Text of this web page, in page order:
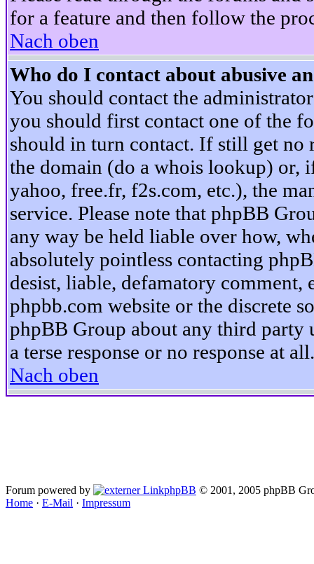
for a feature and then follow the
Nach oben
Who do I contact about abusive
You should contact the
you should first contact one of the
should in turn contact. If still get no
the domain (do a whois lookup) or,
yahoo, free.fr, f2s.com, etc.), the
service. Please note that phpBB
any way be held liable over how,
absolutely pointless contacting
desist, liable, defamatory
phpbb.com website or the discrete
phpBB Group about any third party
a terse response or no response at all.
Nach oben
Forum powered by phpBB © 2001, 2005 phpBB
Home · E-Mail · Impressum